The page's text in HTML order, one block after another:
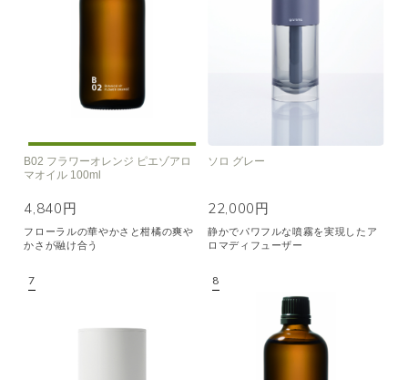
B02 フラワーオレンジ ピエゾアロ
マオイル 100ml
4,840円
フローラルの華やかさと柑橘の爽や
かさが融け合う
ソロ グレー
22,000円
静かでパワフルな噴霧を実現したア
ロマディフューザー